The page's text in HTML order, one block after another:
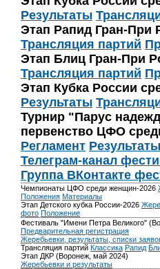
Результаты
Этап Рапид Гран-При
Трансляция партий
Этап Блиц Гран-При
Трансляция партий
Этап Кубка России
Результаты
Турнир "Парус
первенство ЦФО
Регламент Результаты
Телеграм-канал
Группа ВКонтакте
Чемпионаты ЦФО среди женщин-2026
Положения Материалы
Этап Детского кубка России-2026
фото Положение
Фестиваль "Имени Петра Великого"
Предварительная регистрация
Жеребьевки, результаты, списки
Трансляция партий Классика Рапид
Этап ДКР (Воронеж, май 2024)
Жеребьевки и результаты